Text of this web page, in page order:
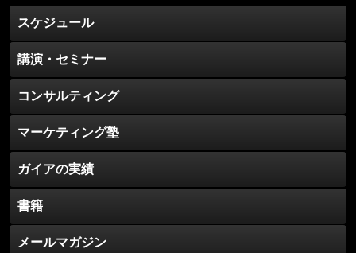
ブ
スケジュール
講演・セミナー
コンサルティング
マーケティング塾
ガイアの実績
書籍
メールマガジン